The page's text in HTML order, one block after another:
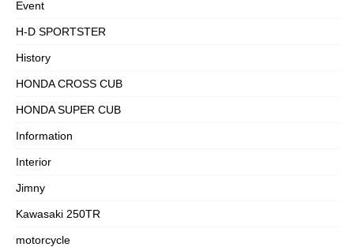
Event
H-D SPORTSTER
History
HONDA CROSS CUB
HONDA SUPER CUB
Information
Interior
Jimny
Kawasaki 250TR
motorcycle